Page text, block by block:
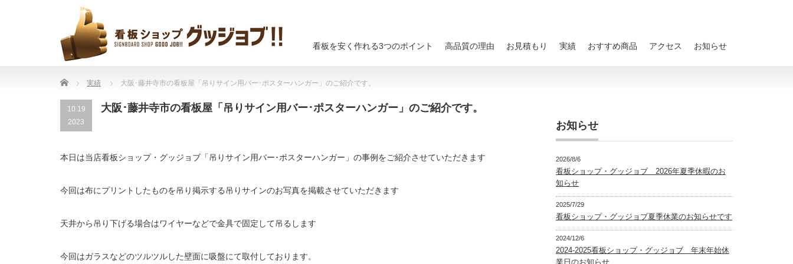
看板を安く作れる3つのポイント 高品質の理由 お見積もり 実績 おすすめ商品 アクセス お知らせ
Home 実績 大阪･藤井寺市の看板屋「吊りサイン用バー･ポスターハンガー」のご紹介です。
10.19
2023
大阪･藤井寺市の看板屋「吊りサイン用バー･ポスターハンガー」のご紹介です。
本日は当店看板ショップ・グッジョブ「吊りサイン用バー･ポスターハンガー」の事例をご紹介させていただきます
今回は布にプリントしたものを吊り掲示する吊りサインのお写真を掲載させていただきます
天井から吊り下げる場合はワイヤーなどで金具で固定して吊るします
今回はガラスなどのツルツルした壁面に吸盤にて取付しております。
お知らせ
2026/8/6
看板ショップ・グッジョブ 2026年夏季休暇のお
知らせ
2025/7/29
看板ショップ・グッジョブ夏季休業のお知らせです
2024/12/6
2024-2025看板ショップ・グッジョブ 年末年始休
業日のお知らせ